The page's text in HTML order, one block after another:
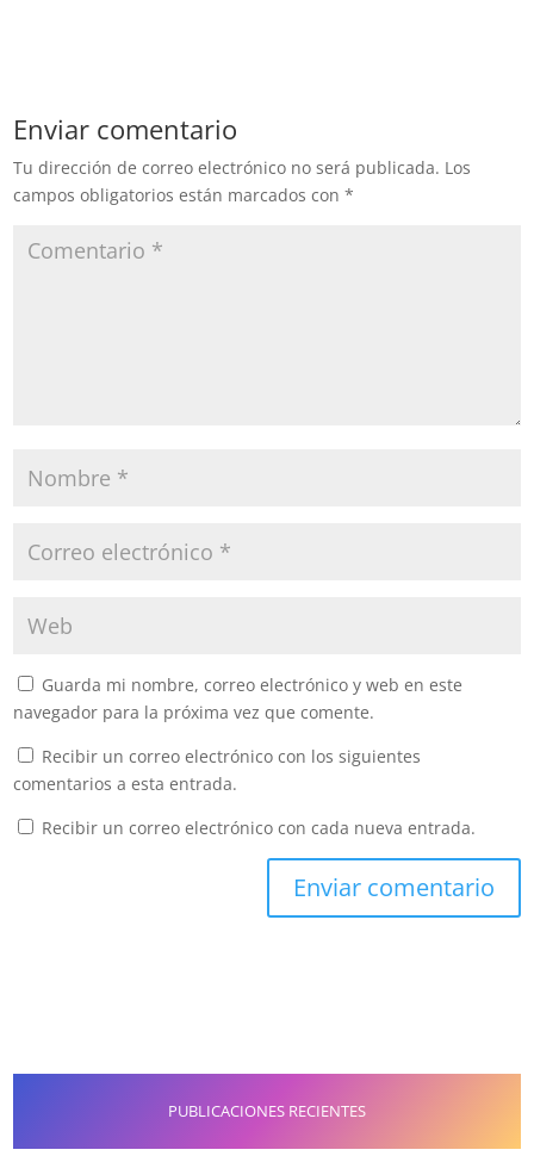
Enviar comentario
Tu dirección de correo electrónico no será publicada. Los
campos obligatorios están marcados con*
Guarda mi nombre, correo electrónico y web en este
navegador para la próxima vez que comente.
Recibir un correo electrónico con los siguientes
comentarios a esta entrada.
Recibir un correo electrónico con cada nueva entrada.
PUBLICACIONES RECIENTES